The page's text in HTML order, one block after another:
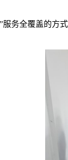
务全覆盖的方